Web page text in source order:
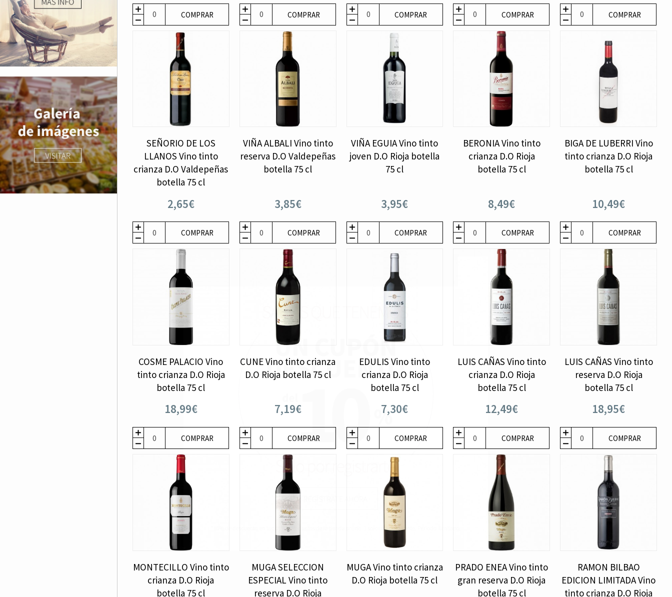
COMPRAR COMPRAR COMPRAR COMPRAR COMPRAR
SEÑORIO DE LOS
LLANOS Vino tinto
crianza D.O Valdepeñas
botella 75 cl
2,65€
COMPRAR
VIÑA ALBALI Vino tinto
reserva D.O Valdepeñas
botella 75 cl
3,85€
COMPRAR
VIÑA EGUIA Vino tinto
joven D.O Rioja botella
75 cl
3,95€
COMPRAR
BERONIA Vino tinto
crianza D.O Rioja
botella 75 cl
8,49€
COMPRAR
BIGA DE LUBERRI Vino
tinto crianza D.O Rioja
botella 75 cl
10,49€
COMPRAR
COSME PALACIO Vino
tinto crianza D.O Rioja
botella 75 cl
18,99€
COMPRAR
CUNE Vino tinto crianza
D.O Rioja botella 75 cl
7,19€
COMPRAR
EDULIS Vino tinto
crianza D.O Rioja
botella 75 cl
7,30€
COMPRAR
LUIS CAÑAS Vino tinto
crianza D.O Rioja
botella 75 cl
12,49€
COMPRAR
LUIS CAÑAS Vino tinto
reserva D.O Rioja
botella 75 cl
18,95€
COMPRAR
MONTECILLO Vino tinto
crianza D.O Rioja
botella 75 cl
MUGA SELECCION
ESPECIAL Vino tinto
reserva D.O Rioja
MUGA Vino tinto crianza
D.O Rioja botella 75 cl
PRADO ENEA Vino tinto
gran reserva D.O Rioja
botella 75 cl
RAMON BILBAO
EDICION LIMITADA Vino
tinto crianza D.O Rioja